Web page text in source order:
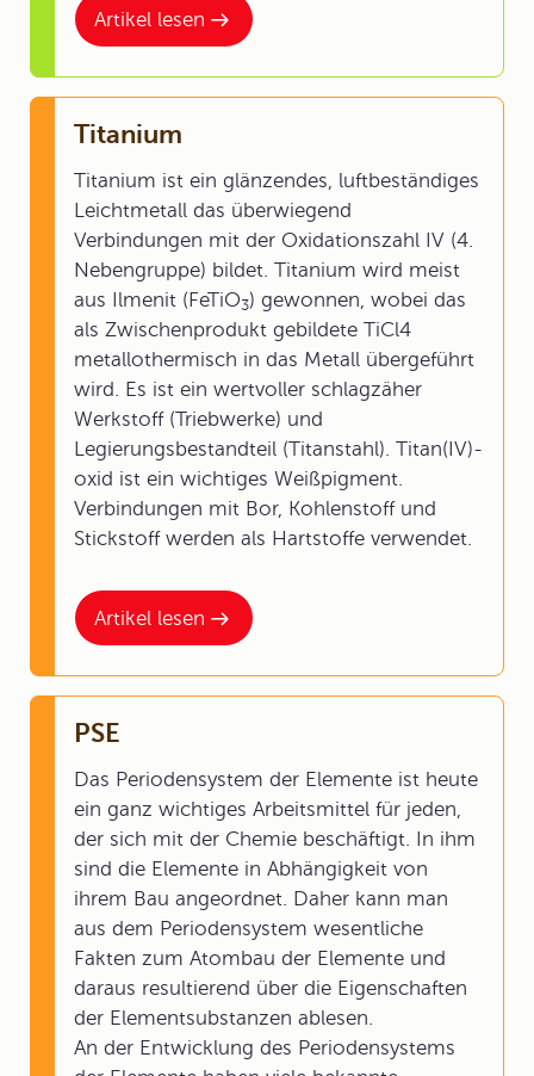
Artikel lesen
Artikel lesen
Titanium
Titanium ist ein glänzendes, luftbeständiges
Leichtmetall das überwiegend
Verbindungen mit der Oxidationszahl IV (4.
Nebengruppe) bildet. Titanium wird meist
aus Ilmenit (FeTiO3) gewonnen, wobei das
als Zwischenprodukt gebildete TiCl4
metallothermisch in das Metall übergeführt
wird. Es ist ein wertvoller schlagzäher
Werkstoff (Triebwerke) und
Legierungsbestandteil (Titanstahl). Titan(IV)-
oxid ist ein wichtiges Weißpigment.
Verbindungen mit Bor, Kohlenstoff und
Stickstoff werden als Hartstoffe verwendet.
PSE
Das Periodensystem der Elemente ist heute
ein ganz wichtiges Arbeitsmittel für jeden,
der sich mit der Chemie beschäftigt. In ihm
sind die Elemente in Abhängigkeit von
ihrem Bau angeordnet. Daher kann man
aus dem Periodensystem wesentliche
Fakten zum Atombau der Elemente und
daraus resultierend über die Eigenschaften
der Elementsubstanzen ablesen.
An der Entwicklung des Periodensystems